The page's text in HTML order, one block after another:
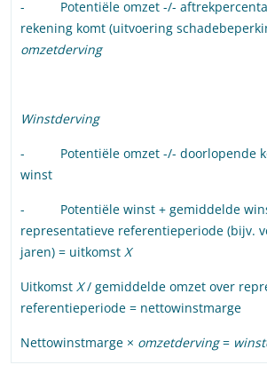
- Potentiële omzet -/-
rekening komt (uitvoering
omzetderving
Winstderving
- Potentiële omzet -/- doorlopende
winst
- Potentiële winst + gemiddelde
representatieve referentieperiode (bijv.
jaren) = uitkomst X
Uitkomst X/ gemiddelde omzet over
referentieperiode = nettowinstmarge
Nettowinstmarge × omzetderving=